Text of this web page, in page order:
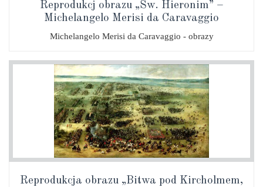
Reprodukcj obrazu „Św. Hieronim” –
Michelangelo Merisi da Caravaggio
Michelangelo Merisi da Caravaggio - obrazy
Reprodukcja obrazu „Bitwa pod Kircholmem,